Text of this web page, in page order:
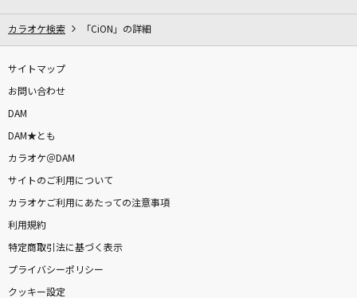
[生音]アイノカタチ feat.HIDE(GReeeeN)
Misia
キラーチューン
東京事変
睡蓮花
湘南乃風
[生音]Everything(It's you)
カラオケ検索 「CiON」の詳細
サイトマップ
お問い合わせ
DAM
DAM★とも
カラオケ＠DAM
サイトのご利用について
カラオケご利用にあたっての注意事項
利用規約
特定商取引法に基づく表示
プライバシーポリシー
クッキー設定